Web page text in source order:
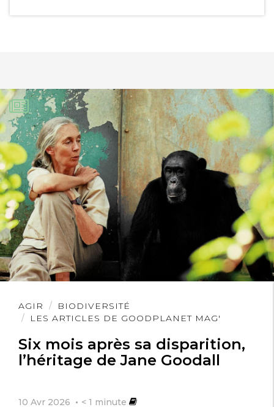
AGIR
BIODIVERSITÉ
LES ARTICLES DE GOODPLANET MAG'
Six mois après sa disparition,
l’héritage de Jane Goodall
10 Avr 2026 < 1 minute
Lire
l'article